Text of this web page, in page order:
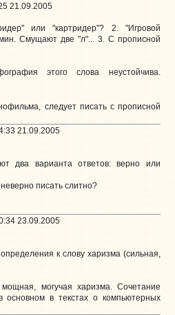
21.09.2005
или "картридер"? 2. "Игровой
Смущают две "л"... 3. С прописной
этого слова неустойчива.
следует писать с прописной
21.09.2005
два варианта ответов: верно или
писать слитно?
23.09.2005
к слову харизма (сильная,
могучая харизма. Сочетание
основном в текстах о компьютерных